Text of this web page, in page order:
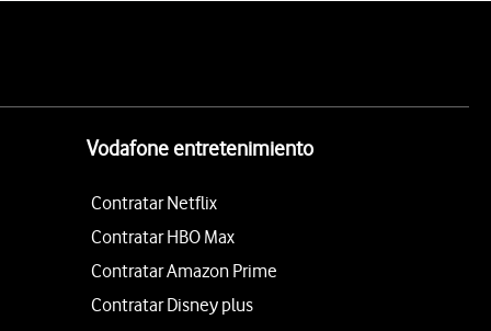
Vodafone entretenimiento
Contratar Netflix
Contratar HBO Max
Contratar Amazon Prime
Contratar Disney plus